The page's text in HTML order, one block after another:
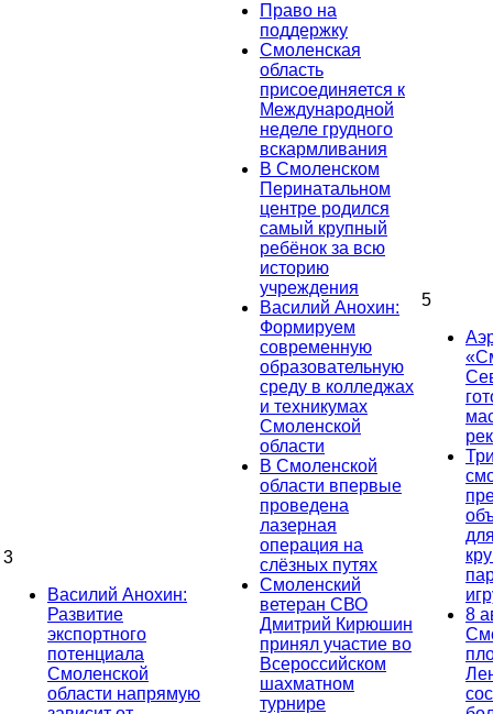
3
Василий Анохин:
Развитие
экспортного
потенциала
Смоленской
области напрямую
Право на
поддержку
Смоленская
область
присоединяется к
Международной
неделе грудного
вскармливания
В Смоленском
Перинатальном
центре родился
самый крупный
ребёнок за всю
историю
учреждения
Василий Анохин:
Формируем
современную
образовательную
среду в колледжах
и техникумах
Смоленской
области
В Смоленской
области впервые
проведена
лазерная
операция на
слёзных путях
Смоленский
ветеран СВО
Дмитрий Кирюшин
принял участие во
Всероссийском
шахматном
турнире
5
8